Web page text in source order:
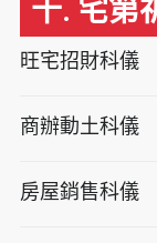
十. 宅第
旺宅招財科儀
商辦動土科儀
房屋銷售科儀